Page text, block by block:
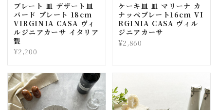
プレート 皿 デザート皿
バード プレート 18cm
VIRGINIA CASA ヴィ
ルジニアカーサ イタリア
製
¥2,200
ケーキ皿 皿 マリーナ カ
ナッペプレート16cm VI
RGINIA CASA ヴィル
ジニアカーサ
¥2,860